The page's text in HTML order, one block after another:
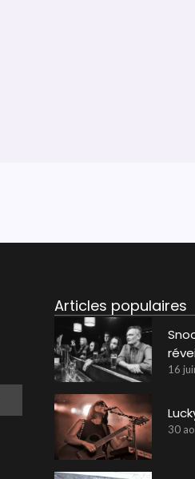
Articles populaires
16
30